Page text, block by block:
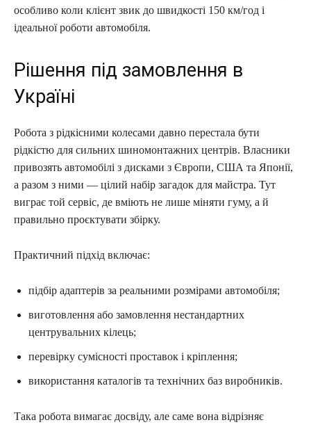
особливо коли клієнт звик до швидкості 150 км/год і
ідеальної роботи автомобіля.
Рішення під замовлення в
Україні
Робота з рідкісними колесами давно перестала бути
рідкістю для сильних шиномонтажних центрів. Власники
привозять автомобілі з дисками з Європи, США та Японії,
а разом з ними — цілий набір загадок для майстра. Тут
виграє той сервіс, де вміють не лише міняти гуму, а й
правильно проєктувати збірку.
Практичний підхід включає:
підбір адаптерів за реальними розмірами автомобіля;
виготовлення або замовлення нестандартних
центрувальних кілець;
перевірку сумісності проставок і кріплення;
використання каталогів та технічних баз виробників.
Така робота вимагає досвіду, але саме вона відрізняє